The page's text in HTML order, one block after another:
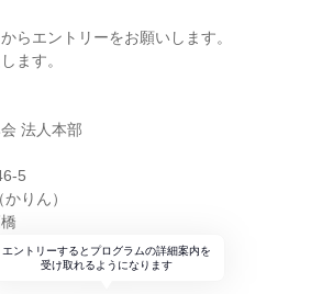
らエントリーをお願いします。
ます。
法人本部
5
りん）
エントリーするとプログラムの詳細案内を
受け取れるようになります